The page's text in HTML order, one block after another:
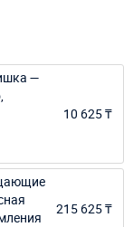
10 625 ₸
215 625 ₸